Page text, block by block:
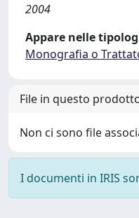
2004
Appare nelle
Monografia o
File in questo
Non ci sono file
I documenti in IRIS